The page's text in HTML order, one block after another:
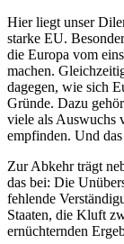
Hier liegt unser
starke EU.
die Europa vom
machen.
dagegen, wie sich
Gründe. Dazu
viele als Auswuchs
empfinden. Und
Zur Abkehr trägt
das bei: Die
fehlende
Staaten, die Kluft
ernüchternden